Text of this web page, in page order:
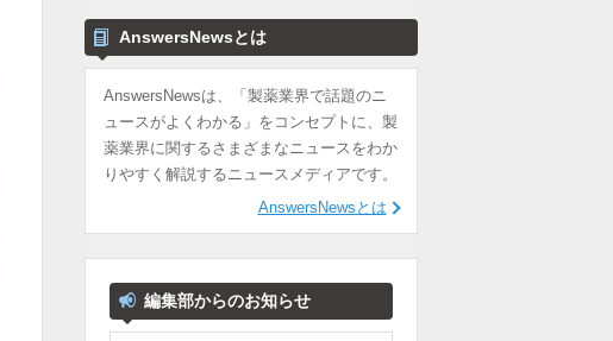
AnswersNewsとは
AnswersNewsは、「製薬業界で話題のニ
ュースがよくわかる」をコンセプトに、製
薬業界に関するさまざまなニュースをわか
りやすく解説するニュースメディアです。
AnswersNewsとは
編集部からのお知らせ